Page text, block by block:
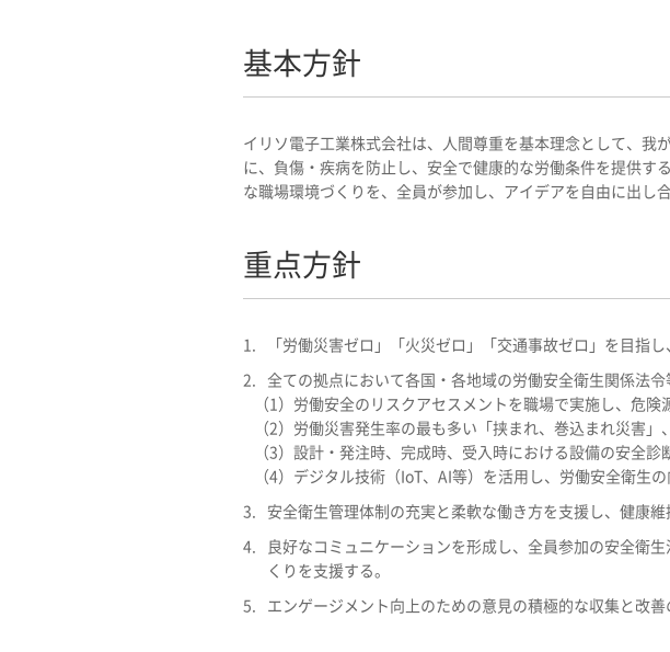
基本方針
イリソ電子工業株式会社は、人間尊重を基本理念として、
に、負傷・疾病を防止し、安全で健康的な労働条件を提供
な職場環境づくりを、全員が参加し、アイデアを自由に出し
重点方針
1.
「労働災害ゼロ」「火災ゼロ」「交通事故ゼロ」を目指
2. 全ての拠点において各国・各地域の労働安全衛生関係法
（1） 労働安全のリスクアセスメントを職場で実施し、危険
（2） 労働災害発生率の最も多い「挟まれ、巻込まれ災害」
（3） 設計・発注時、完成時、受入時における設備の安全診
（4） デジタル技術（IoT、AI等）を活用し、労働安全衛生の
3. 安全衛生管理体制の充実と柔軟な働き方を支援し、健康
4.
良好なコミュニケーションを形成し、全員参加の安全衛
くりを支援する。
5. エンゲージメント向上のための意見の積極的な収集と改善